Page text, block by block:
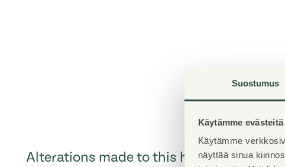
Suostumus
Käytämme
Käytämme
näyttää sinua
Alterations made to this home